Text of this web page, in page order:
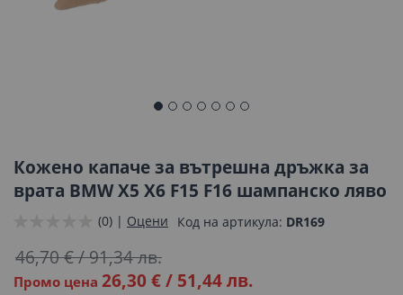
началото
галерия
Кожено капаче за вътрешна дръжка за
врата BMW X5 X6 F15 F16 шампанско ляво
(0) | Оцени Код на артикула DR169
Промо цена 26,30 €/ 51,44 лв.
46,70 €/91,34 лв.